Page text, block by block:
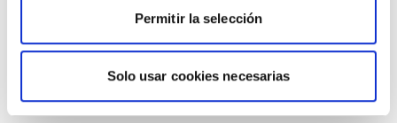
Permitir la selección
Solo usar cookies necesarias